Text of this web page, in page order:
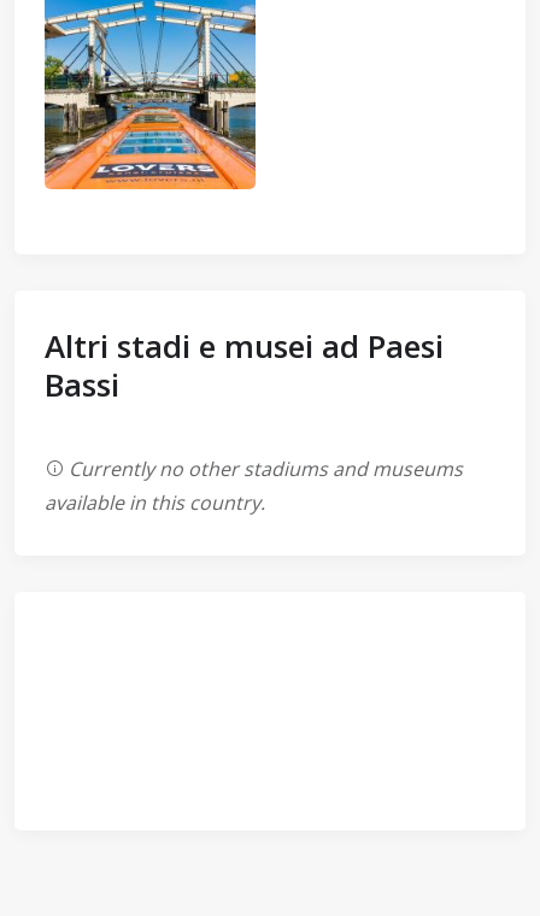
Altri stadi e musei ad Paesi
Bassi
Currently no other stadiums and museums
available in this country.